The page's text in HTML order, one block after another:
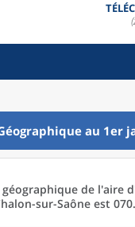
au 1er
de l'aire
sur-Saône est 070.